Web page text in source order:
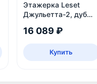
Этажерка Leset
Джульетта-2, дуб
16 089 ₽
Купить